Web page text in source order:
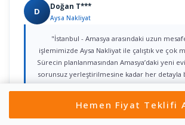
D Doğan T***
Aysa Nakliyat
"İstanbul - Amasya arasındaki uzun
işlemimizde Aysa Nakliyat ile çalıştık ve çok
Sürecin planlanmasından Amasya’daki yeni
sorunsuz yerleştirilmesine kadar her detayla
Yahya Bey’e şükranlarımı sunarım. Kurumsal
ederim."
Hemen Fiyat Teklifi